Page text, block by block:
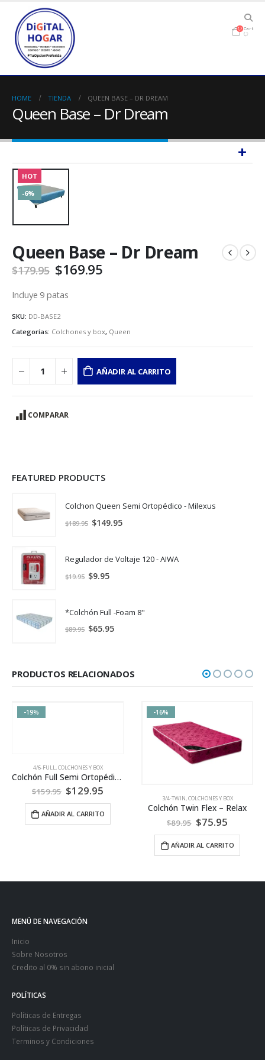
Cart
HOME TIENDA QUEEN BASE – DR DREAM
Queen Base – Dr Dream
HOT
-6%
Queen Base – Dr Dream
$179.95 $169.95
Incluye 9 patas
SKU: DD-BASE2
Categorías: Colchones y box, Queen
AÑADIR AL CARRITO
COMPARAR
FEATURED PRODUCTS
Colchon Queen Semi Ortopédico - Milexus
$189.95 $149.95
Regulador de Voltaje 120 - AIWA
$19.95 $9.95
*Colchón Full -Foam 8"
$89.95 $65.95
PRODUCTOS RELACIONADOS
Colchón Full Semi Ortopédico (4/6) – Flex
Colchón Twin Flex – Relax
$89.95
-21%
COLCHONES Y BOX
$189.95
AÑADIR AL
MENÚ DE NAVEGACIÓN
Inicio
Sobre Nosotros
Credito al 0% sin abono inicial
POLÍTICAS
Políticas de Entregas
Políticas de Privacidad
Terminos y Condiciones